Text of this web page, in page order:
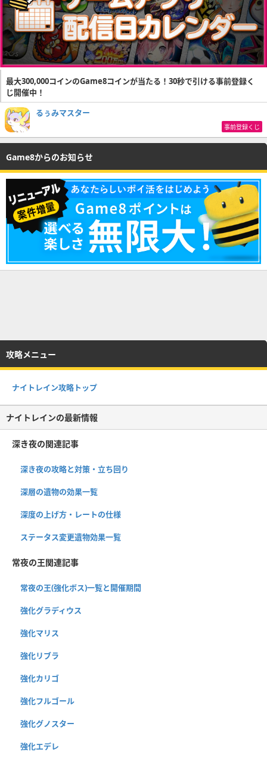
最大300,000コインのGame8コインが当たる！30秒で引ける事前登録く
じ開催中！
るぅみマスター
事前登録くじ
Game8からのお知らせ
攻略メニュー
ナイトレイン攻略トップ
ナイトレインの最新情報
深き夜の関連記事
深き夜の攻略と対策・立ち回り
深層の遺物の効果一覧
深度の上げ方・レートの仕様
ステータス変更遺物効果一覧
常夜の王関連記事
常夜の王(強化ボス)一覧と開催期間
強化グラディウス
強化マリス
強化リブラ
強化カリゴ
強化フルゴール
強化グノスター
強化エデレ